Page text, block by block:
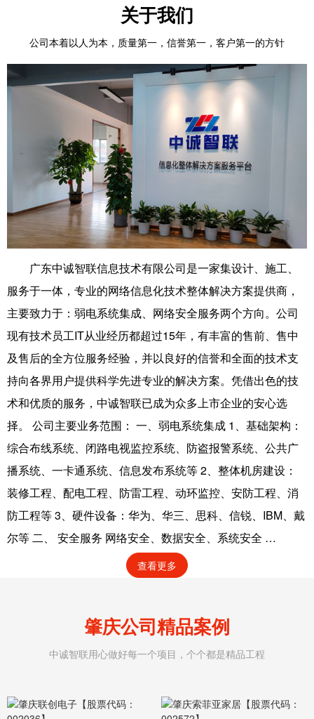
关于我们
公司本着以人为本，质量第一，信誉第一，客户第一的方针
广东中诚智联信息技术有限公司是一家集设计、施工、
服务于一体，专业的网络信息化技术整体解决方案提供商，
主要致力于：弱电系统集成、网络安全服务两个方向。公司
现有技术员工IT从业经历都超过15年，有丰富的售前、售中
及售后的全方位服务经验，并以良好的信誉和全面的技术支
持向各界用户提供科学先进专业的解决方案。凭借出色的技
术和优质的服务，中诚智联已成为众多上市企业的安心选
择。 公司主要业务范围： 一、弱电系统集成 1、基础架构：
综合布线系统、闭路电视监控系统、防盗报警系统、公共广
播系统、一卡通系统、信息发布系统等 2、整体机房建设：
装修工程、配电工程、防雷工程、动环监控、安防工程、消
防工程等 3、硬件设备：华为、华三、思科、信锐、IBM、戴
尔等 二、 安全服务 网络安全、数据安全、系统安全 …
查看更多
肇庆公司精品案例
中诚智联用心做好每一个项目，个个都是精品工程